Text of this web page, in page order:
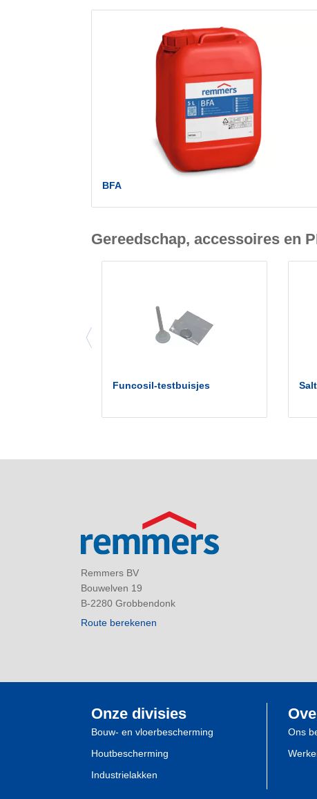
BFA
Gereedschap, accessoires en
Funcosil-testbuisjes
Remmers BV
Bouwelven 19
B-2280 Grobbendonk
Route berekenen
Onze divisies
Bouw- en vloerbescherming
Houtbescherming
Industrielakken
Ons